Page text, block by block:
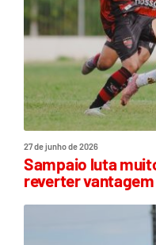
27 de junho de 2026
Sampaio luta
reverter